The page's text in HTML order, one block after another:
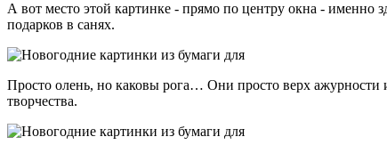
А вот место этой картинке - прямо по центру окна - именно
подарков в санях.
Просто олень, но каковы рога… Они просто верх ажурности
творчества.